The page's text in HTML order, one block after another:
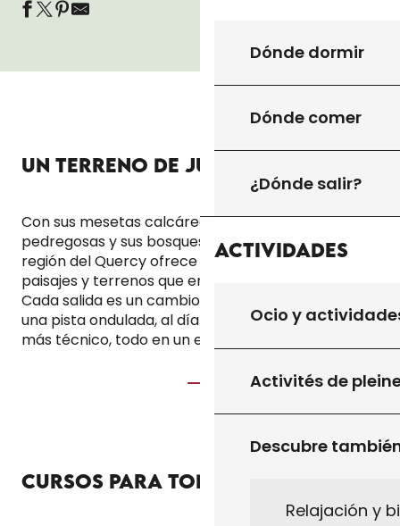
Dónde dormir
Dónde comer
¿Dónde salir?
Actividades
Ocio y
Activités de
Descubre
Relajación y
UN TERRENO DE JUEGO VARIADO
Con sus mesetas calcáreas, sus laderas
pedregosas y sus bosques de castaños y robles, la
región del Quercy ofrece una diversidad de
paisajes y terrenos que enriquece la experiencia.
Cada salida es un cambio de escenario: un día en
una pista ondulada, al día siguiente en un single
más técnico, todo en un entorno natural.
CURSOS PARA TODOS LOS NIVELES